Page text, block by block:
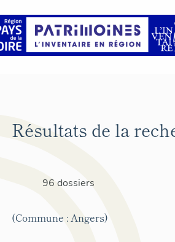
Résultats de la
96 dossiers
(Commune : Angers)